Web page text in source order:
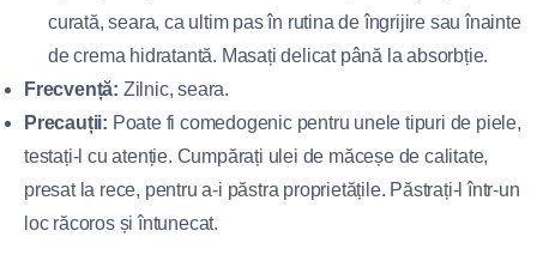
curată, seara, ca ultim pas în rutina de îngrijire sau înainte
de crema hidratantă. Masați delicat până la absorbție.
Frecvență: Zilnic, seara.
Precauții: Poate fi comedogenic pentru unele tipuri de piele,
testați-l cu atenție. Cumpărați ulei de măceșe de calitate,
presat la rece, pentru a-i păstra proprietățile. Păstrați-l într-un
loc răcoros și întunecat.